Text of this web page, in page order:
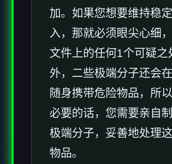
加。如果您想要维持稳
入，那就必须眼尖心细
文件上的任何1个可疑之
外，二些极端分子还会
随身携带危险物品，所
必要的话，您需要亲自
极端分子，妥善地处理
物品。